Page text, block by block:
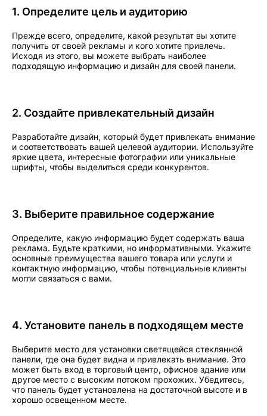
1. Определите цель и аудиторию
Прежде всего, определите, какой результат вы хотите
получить от своей рекламы и кого хотите привлечь.
Исходя из этого, вы можете выбрать наиболее
подходящую информацию и дизайн для своей панели.
2. Создайте привлекательный дизайн
Разработайте дизайн, который будет привлекать внимание
и соответствовать вашей целевой аудитории. Используйте
яркие цвета, интересные фотографии или уникальные
шрифты, чтобы выделиться среди конкурентов.
3. Выберите правильное содержание
Определите, какую информацию будет содержать ваша
реклама. Будьте краткими, но информативными. Укажите
основные преимущества вашего товара или услуги и
контактную информацию, чтобы потенциальные клиенты
могли связаться с вами.
4. Установите панель в подходящем месте
Выберите место для установки светящейся стеклянной
панели, где она будет видна и привлекать внимание. Это
может быть вход в торговый центр, офисное здание или
другое место с высоким потоком прохожих. Убедитесь,
что панель будет установлена на достаточной высоте и в
хорошо освещенном месте.